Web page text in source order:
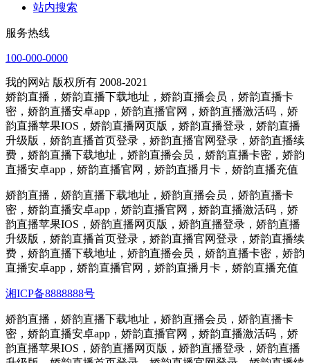
站内搜索
服务热线
100-000-0000
我的网站 版权所有 2008-2021
娇韵直播，娇韵直播下载地址，娇韵直播会员，娇韵直播卡
密，娇韵直播安卓app，娇韵直播官网，娇韵直播激活码，娇
韵直播苹果IOS，娇韵直播网页版，娇韵直播登录，娇韵直播
升级版，娇韵直播首页登录，娇韵直播官网登录，娇韵直播续
费，娇韵直播下载地址，娇韵直播会员，娇韵直播卡密，娇韵
直播安卓app，娇韵直播官网，娇韵直播月卡，娇韵直播充值
娇韵直播，娇韵直播下载地址，娇韵直播会员，娇韵直播卡
密，娇韵直播安卓app，娇韵直播官网，娇韵直播激活码，娇
韵直播苹果IOS，娇韵直播网页版，娇韵直播登录，娇韵直播
升级版，娇韵直播首页登录，娇韵直播官网登录，娇韵直播续
费，娇韵直播下载地址，娇韵直播会员，娇韵直播卡密，娇韵
直播安卓app，娇韵直播官网，娇韵直播月卡，娇韵直播充值
湘ICP备8888888号
娇韵直播，娇韵直播下载地址，娇韵直播会员，娇韵直播卡
密，娇韵直播安卓app，娇韵直播官网，娇韵直播激活码，娇
韵直播苹果IOS，娇韵直播网页版，娇韵直播登录，娇韵直播